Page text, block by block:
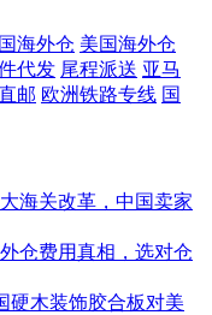
海外仓 美国海外仓
代发 尾程派送 亚马
邮 欧洲铁路专线 国
海关改革，中国卖家
仓费用真相，选对仓
硬木装饰胶合板对美